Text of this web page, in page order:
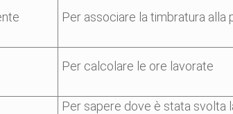
Per associare la timbratura alla
Per calcolare le ore lavorate
Per sapere dove è stata svolta